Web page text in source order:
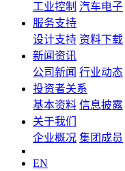
工业控制 汽车电子
服务支持
设计支持 资料下载
新闻资讯
公司新闻 行业动态
投资者关系
基本资料 信息披露
关于我们
企业概况 集团成员
EN